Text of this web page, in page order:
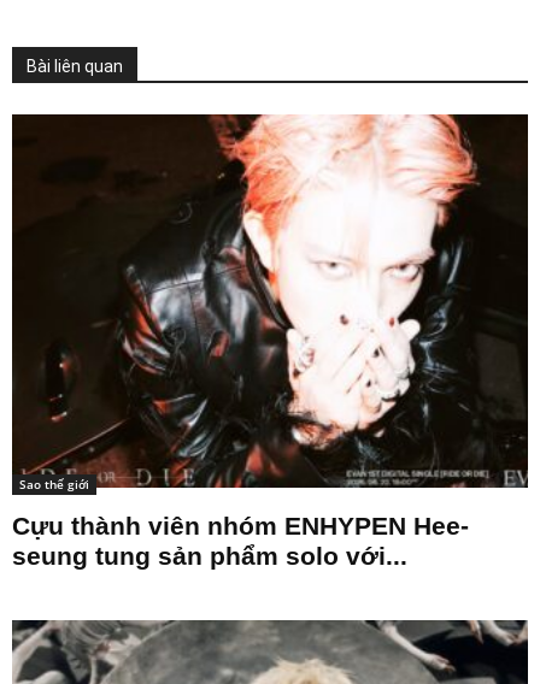
Bài liên quan
Sao thế giới
Cựu thành viên nhóm ENHYPEN Hee-
seung tung sản phẩm solo với...